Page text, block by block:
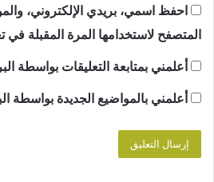
احفظ اسمي، بريدي الإلكتروني،
المتصفح لاستخدامها المرة المقبلة في
أعلمني بمتابعة التعليقات بواسطة
أعلمني بالمواضيع الجديدة بواسطة